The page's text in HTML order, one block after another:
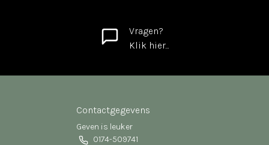
Vragen?
Klik hier...
Contactgegevens
Geven is leuker
0174-509741